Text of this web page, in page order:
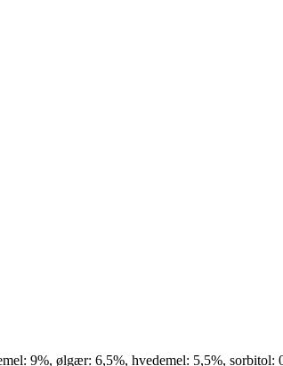
9%, ølgær: 6,5%, hvedemel: 5,5%, sorbitol: